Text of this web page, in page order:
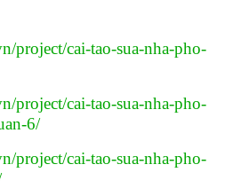
project/cai-tao-sua-nha-pho-
project/cai-tao-sua-nha-pho-
6/
project/cai-tao-sua-nha-pho-